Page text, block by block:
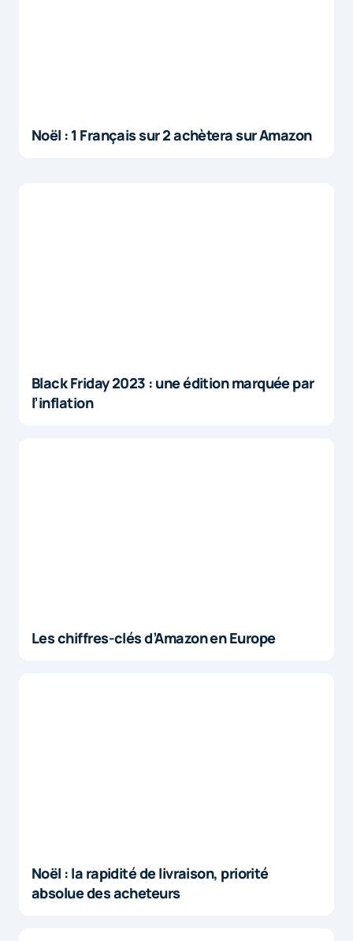
Noël : 1 Français sur 2 achètera sur Amazon
Black Friday 2023 : une édition marquée par
l’inflation
Les chiffres-clés d’Amazon en Europe
Noël : la rapidité de livraison, priorité
absolue des acheteurs